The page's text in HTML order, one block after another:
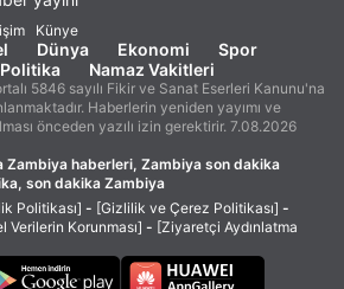
Künye
Dünya Ekonomi
Spor
Politika Namaz Vakitleri
5846 sayılı Fikir ve Sanat Eserleri Kanunu'na
Haberlerin yeniden yayımı ve
önceden yazılı izin gerektirir. 7.08.2026
Zambiya haberleri, Zambiya son dakika
son dakika Zambiya
Politikası] - [Gizlilik ve Çerez Politikası] -
Verilerin Korunması] - [Ziyaretçi Aydınlatma